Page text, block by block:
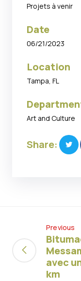
Projets à venir
Date
06/21/2023
Location
Tampa, FL
Art and Culture
Share:
Previous
avec
km